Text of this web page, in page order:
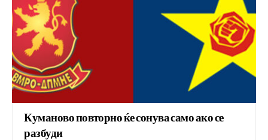
Куманово повторно ќе сонува само ако се
разбуди